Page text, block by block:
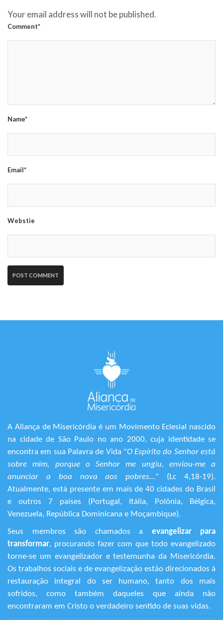
Your email address will not be published.
Comment*
Name*
Email*
Webstie
A Aliança de Misericórdia é um Movimento Eclesial nascido
na cidade de São Paulo no ano 2000, cuja identidade se
encontra em sua Palavra de Vida "O Espírito do Senhor está
sobre mim, porque o Senhor me ungiu, enviou-me a
anunciar a boa nova aos pobres..." (Lc 4,18-19).
Atualmente, está presente em mais de 40 cidades do Brasil
e outros 7 países (Portugal, Itália, Polônia, Bélgica,
Venezuela, República Dominicana e Moçambique).
Seus membros são chamados a evangelizar para
transformar, procurando fazer com que todo evangelizado
torne-se um evangelizador e testemunha da Misericórdia.
Os trabalhos sociais e de evangelização estão direcionados à
restauração integral do ser humano, tanto dos mais
sofridos, como também daqueles que ainda não
encontraram em Cristo o verdadeiro sentido de suas vidas.